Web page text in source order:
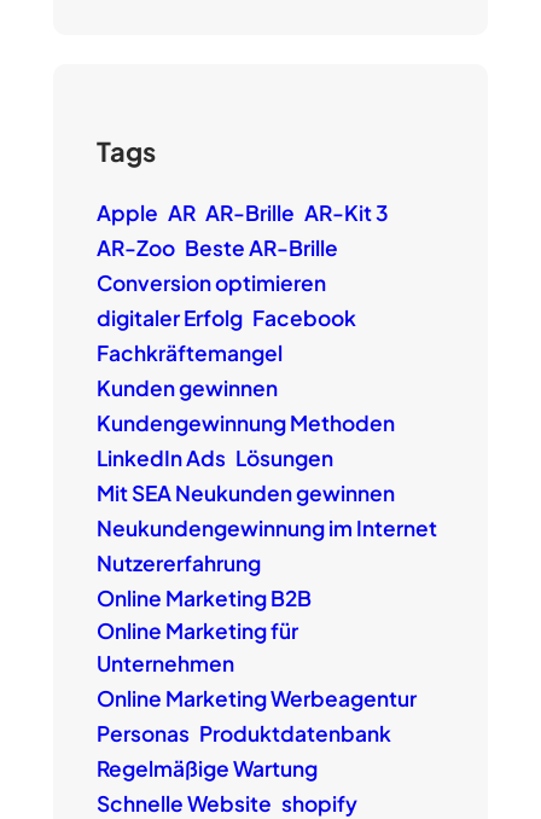
Tags
Apple AR AR-Brille AR-Kit 3
AR-Zoo Beste AR-Brille
Conversion optimieren
digitaler Erfolg Facebook
Fachkräftemangel
Kunden gewinnen
Kundengewinnung Methoden
LinkedIn Ads Lösungen
Mit SEA Neukunden gewinnen
Neukundengewinnung im Internet
Nutzererfahrung
Online Marketing B2B
Online Marketing für
Unternehmen
Online Marketing Werbeagentur
Personas Produktdatenbank
Regelmäßige Wartung
Schnelle Website shopify